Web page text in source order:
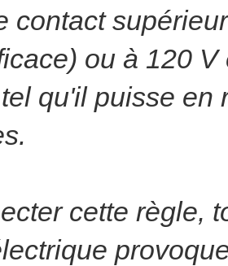
contact
ou à 120
qu'il puisse en
cette règle,